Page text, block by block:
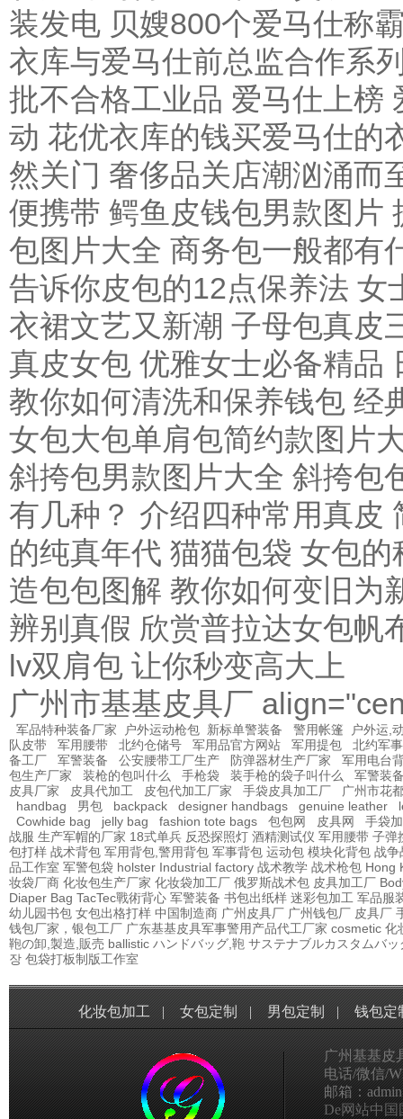
装发电 贝嫂800个爱马仕称
衣库与爱马仕前总监合作系
批不合格工业品 爱马仕上榜
动 花优衣库的钱买爱马仕的
然关门 奢侈品关店潮汹涌而
便携带 鳄鱼皮钱包男款图片
包图片大全 商务包一般都有
告诉你皮包的12点保养法 女
衣裙文艺又新潮 子母包真皮
真皮女包 优雅女士必备精品
教你如何清洗和保养钱包 经
女包大包单肩包简约款图片
斜挎包男款图片大全 斜挎包
有几种？ 介绍四种常用真皮
的纯真年代 猫猫包袋 女包
造包包图解 教你如何变旧为
辨别真假 欣赏普拉达女包帆
lv双肩包 让你秒变高大上
广州市基基皮具厂
军品特种装备厂家 户外运动枪包 新标单警装备 警用帐篷
户外运,
队皮带
军用腰带 北约仓储号 军用品官方网站 军用提包
北约军
备工厂
军警装备 公安腰带工厂生产 防弹器材生产厂家
军用电台
包生产厂家
装枪的包叫什么 手枪袋 装手枪的袋子叫什么
军警装
皮具厂家
皮具代加工 皮包代加工厂家 手袋皮具加工厂
广州市花
handbag
男包 backpack designer handbags genuine leather
Cowhide bag
jelly bag fashion tote bags 包包网 皮具网
手袋
战服 生产军帽的厂家 18式单兵 反恐探照灯 酒精测试仪 军用腰带 子弹
包打样 战术背包 军用背包,警用背包 军事背包 运动包 模块化背包 战争
品工作室 军警包袋 holster Industrial factory 战术教学 战术枪包 Hong
妆袋厂商 化妆包生产厂家 化妆袋加工厂 俄罗斯战术包 皮具加工厂
Diaper Bag TacTec戰術背心 军警装备 书包出纸样 迷彩包加工 军品服
幼儿园书包 女包出格打样 中国制造商 广州皮具厂 广州钱包厂 皮具厂
钱包厂家，银包工厂 广东基基皮具军事警用产品代工厂家 cosmetic 化
鞄の卸,製造,販売 ballistic ハンドバッグ,鞄 サステナブルカスタムバッ
장 包袋打板制版工作室
化妆包加工 | 女包定制 | 男包定制 | 钱包定
广州基基皮
电话/微信/
邮箱：
De网站中国